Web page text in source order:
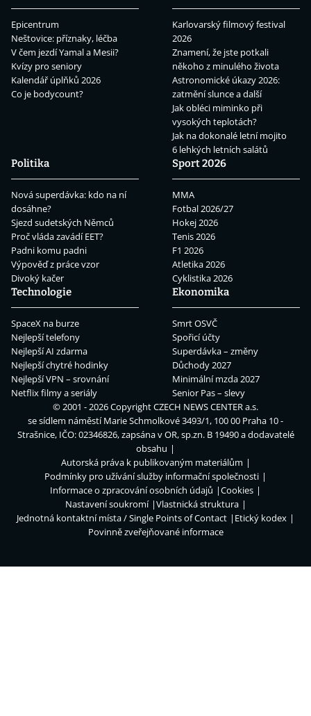
Epicentrum
Neštovice: příznaky, léčba
V čem jezdí Yamal a Mesii?
Kvízy pro seniory
Kalendář úplňků 2026
Co je bodycount?
Karlovarský filmový festival
2026
Znamení, že jste potkali
někoho z minulého života
Astronomické úkazy 2026:
zatmění slunce a další
Jak obléci miminko při
vysokých teplotách?
Jak na dokonalé letní mojito
6 lehkých letních salátů
Politika
Nová superdávka: kdo na ní
dosáhne?
Sjezd sudetských Němců
Proč vláda zavádí EET?
Padni komu padni
Výpověď z práce vzor
Divoký kačer
Sport 2026
MMA
Fotbal 2026/27
Hokej 2026
Tenis 2026
F1 2026
Atletika 2026
Cyklistika 2026
Technologie
SpaceX na burze
Nejlepší telefony
Nejlepší AI zdarma
Nejlepší chytré hodinky
Nejlepší VPN – srovnání
Netflix filmy a seriály
Ekonomika
Smrt OSVČ
Spořicí účty
Superdávka – změny
Důchody 2027
Minimální mzda 2027
Senior Pas – slevy
© 2001 - 2026 CopyrightCZECH NEWS CENTER a.s.
se sídlem náměstí Marie Schmolkové 3493/1, 100 00 Praha 10 -
Strašnice, IČO: 02346826, zapsána v OR, sp.zn. B 19490 a dodavatelé
obsahu
Autorská práva k publikovaným materiálům
Podmínky pro užívání služby informační společnosti
Informace o zpracování osobních údajů
Cookies
Nastavení soukromí
Vlastnická struktura
Jednotná kontaktní místa / Single Points of Contact
Etický kodex
Povinně zveřejňované informace